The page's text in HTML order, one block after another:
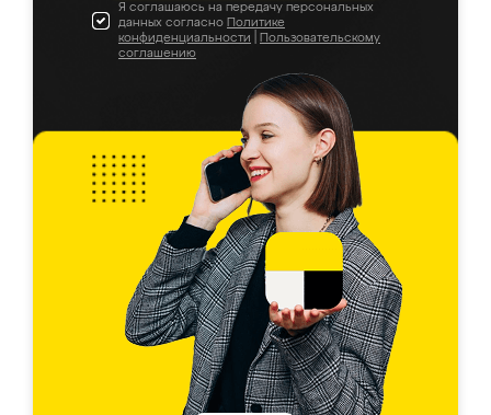
Я соглашаюсь на передачу персональных
данных согласно Политике
конфиденциальности
Пользовательскому
соглашению